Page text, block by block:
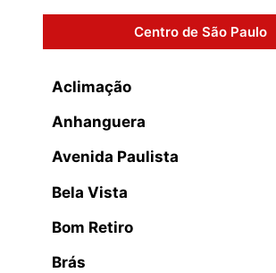
Centro de São Paulo
Aclimação
Anhanguera
Avenida Paulista
Bela Vista
Bom Retiro
Brás